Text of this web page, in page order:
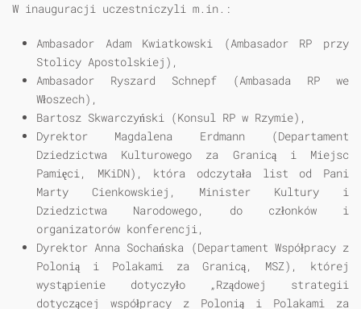
W inauguracji uczestniczyli m.in.:
Ambasador Adam Kwiatkowski (Ambasador RP przy
Stolicy Apostolskiej),
Ambasador Ryszard Schnepf (Ambasada RP we
Włoszech),
Bartosz Skwarczyński (Konsul RP w Rzymie),
Dyrektor Magdalena Erdmann (Departament
Dziedzictwa Kulturowego za Granicą i Miejsc
Pamięci, MKiDN), która odczytała list od Pani
Marty Cienkowskiej, Minister Kultury i
Dziedzictwa Narodowego, do członków i
organizatorów konferencji,
Dyrektor Anna Sochańska (Departament Współpracy z
Polonią i Polakami za Granicą, MSZ), której
wystąpienie dotyczyło „Rządowej strategii
dotyczącej współpracy z Polonią i Polakami za